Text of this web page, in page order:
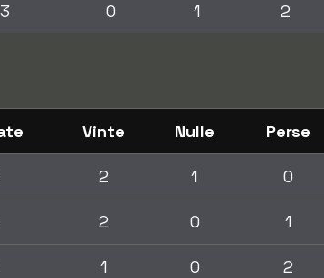
3 0 1 2
Vinte Nulle Perse
2 1 0
2 0 1
1 0 2